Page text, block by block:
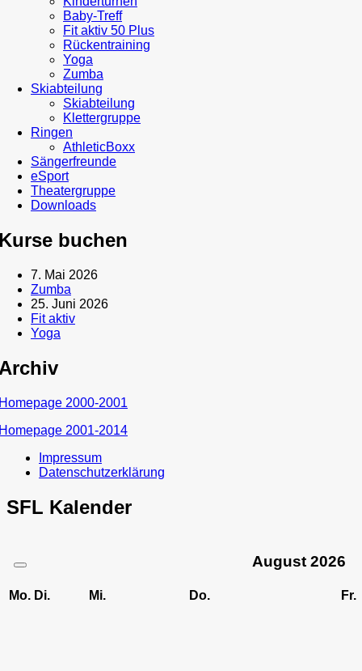
Baby-Treff
Fit aktiv 50 Plus
Rückentraining
Yoga
Zumba
Skiabteilung
Skiabteilung
Klettergruppe
Ringen
AthleticBoxx
Sängerfreunde
eSport
Theatergruppe
Downloads
buchen
7. Mai 2026
Zumba
25. Juni 2026
Fit aktiv
Yoga
2000-2001
2001-2014
Impressum
Datenschutzerklärung
SFL Kalender
August 2026
Mo. Di. Mi. Do. Fr.